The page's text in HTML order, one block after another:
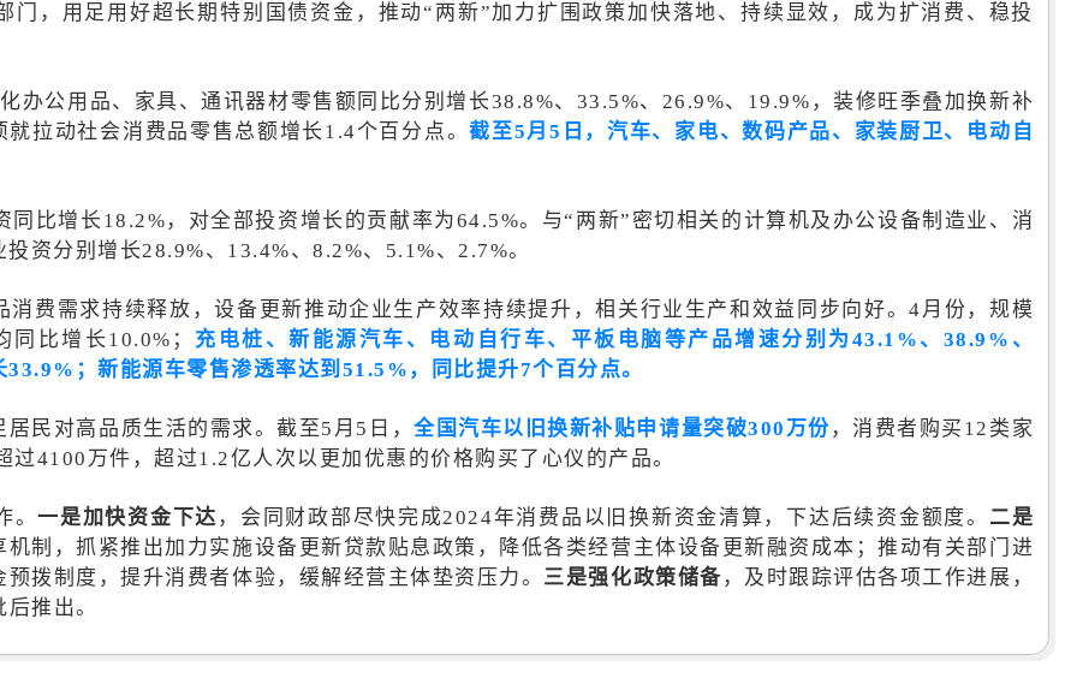
，用足用好超长期特别国债资金，推动“两新”加力扩围政策加快落地、持续显效，成为扩消费、稳投
办公用品、家具、通讯器材零售额同比分别增长38.8%、33.5%、26.9%、19.9%，装修旺季叠加换新补
拉动社会消费品零售总额增长1.4个百分点。截至5月5日，汽车、家电、数码产品、家装厨卫、电动自
比增长18.2%，对全部投资增长的贡献率为64.5%。与“两新”密切相关的计算机及办公设备制造业、消
资分别增长28.9%、13.4%、8.2%、5.1%、2.7%。
消费需求持续释放，设备更新推动企业生产效率持续提升，相关行业生产和效益同步向好。4月份，规模
比增长10.0%； 充电桩、新能源汽车、电动自行车、平板电脑等产品增速分别为43.1%、38.9%、
；新能源车零售渗透率达到51.5%，同比提升7个百分点。
民对高品质生活的需求。截至5月5日，全国汽车以旧换新补贴申请量突破300万份 ，消费者购买12类家
4100万件，超过1.2亿人次以更加优惠的价格购买了心仪的产品。
。一是加快资金下达 ，会同财政部尽快完成2024年消费品以旧换新资金清算，下达后续资金额度。 二是
制，抓紧推出加力实施设备更新贷款贴息政策，降低各类经营主体设备更新融资成本；推动有关部门进
拨制度，提升消费者体验，缓解经营主体垫资压力。 三是强化政策储备 ，及时跟踪评估各项工作进展，
推出。